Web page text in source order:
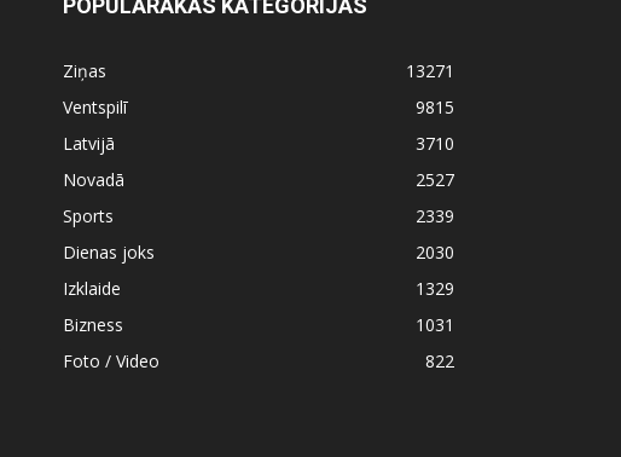
POPULĀRĀKĀS KATEGORIJAS
Ziņas
13271
Ventspilī
9815
Latvijā
3710
Novadā
2527
Sports
2339
Dienas joks
2030
Izklaide
1329
Bizness
1031
Foto / Video
822